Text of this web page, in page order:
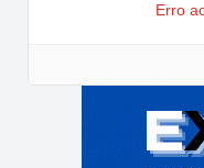
Erro